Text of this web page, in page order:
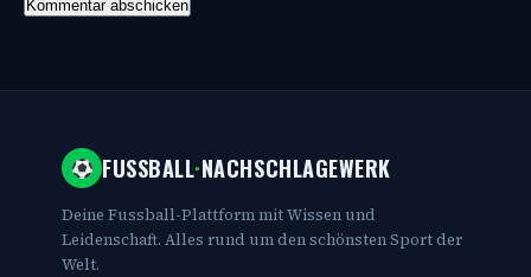
FUSSBALL·NACHSCHLAGEWERK
Deine Fussball-Plattform mit Wissen und
Leidenschaft. Alles rund um den schönsten Sport der
Welt.